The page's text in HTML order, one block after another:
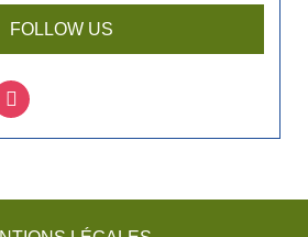
FOLLOW US